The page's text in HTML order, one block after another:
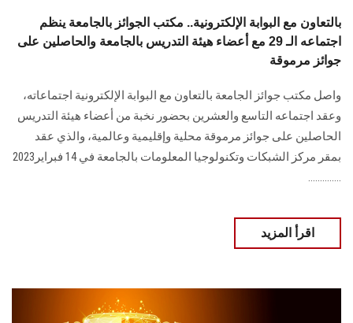
بالتعاون مع البوابة الإلكترونية.. مكتب الجوائز بالجامعة ينظم
اجتماعه الـ 29 مع أعضاء هيئة التدريس بالجامعة والحاصلين على
جوائز مرموقة
واصل مكتب جوائز الجامعة بالتعاون مع البوابة الإلكترونية اجتماعاته،
وعقد اجتماعه التاسع والعشرين بحضور نخبة من أعضاء هيئة التدريس
الحاصلين على جوائز مرموقة محلية وإقليمية وعالمية، والذي عقد
بمقر مركز الشبكات وتكنولوجيا المعلومات بالجامعة في 14 فبراير2023
..............
اقرأ المزيد